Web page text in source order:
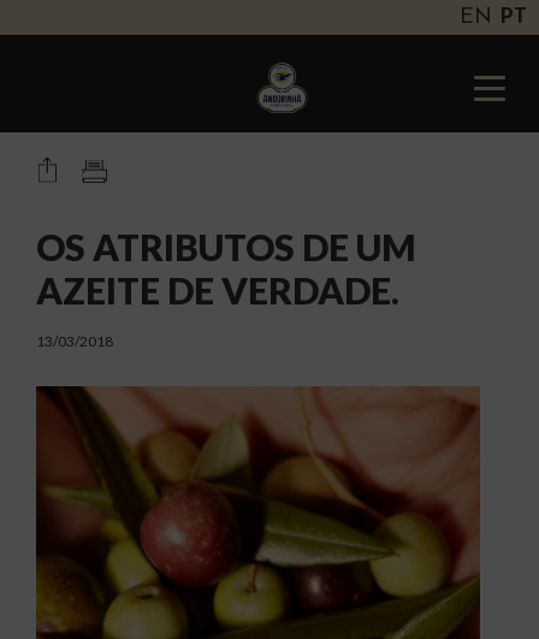
EN PT
Andorinha
Portugal
OS ATRIBUTOS DE UM
AZEITE DE VERDADE.
13/03/2018